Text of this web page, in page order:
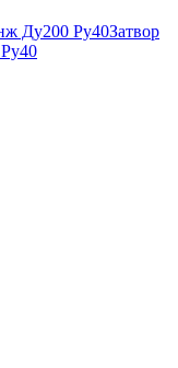
Затвор